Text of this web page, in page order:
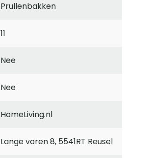
Prullenbakken
11
Nee
Nee
HomeLiving.nl
Lange voren 8, 5541RT Reusel